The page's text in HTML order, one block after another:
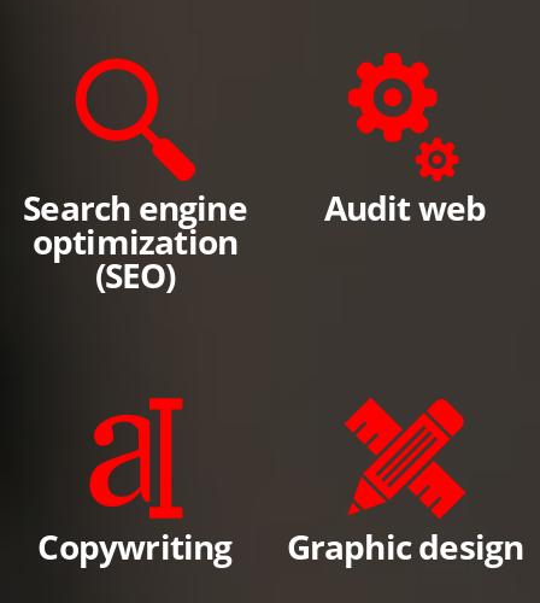
Search engine
optimization
(SEO)
Audit web
Copywriting Graphic design